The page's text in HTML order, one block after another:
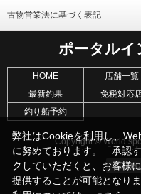
古物営業法に基づく表記
ポータルイ
HOME 店舗一覧
最新釣果
免税対応
釣り船予約
Copyright © World
弊社はCookieを利用し、
に努めております。「承認
クしていただくと、お客様
提供することが可能となり